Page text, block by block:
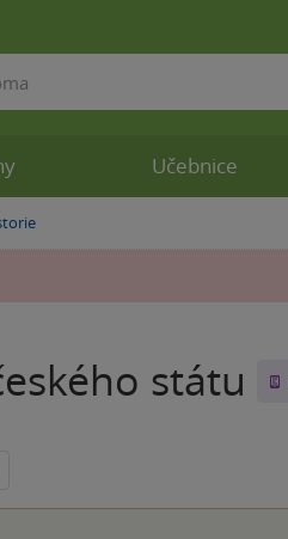
státu
Učebnice